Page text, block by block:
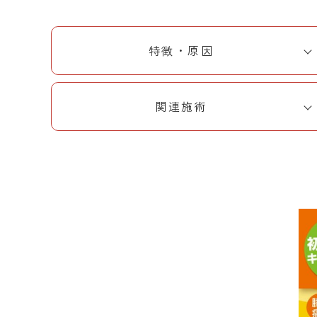
特徴・原因
関連施術